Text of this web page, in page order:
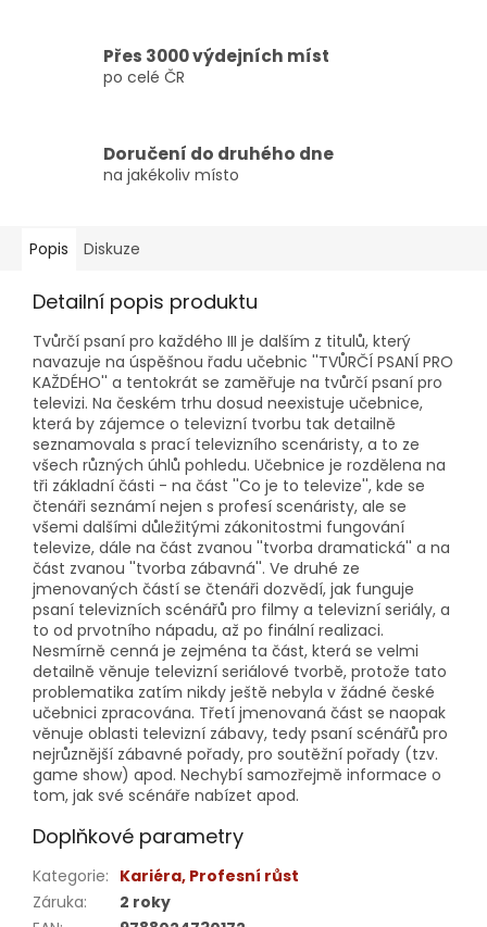
Přes 3000 výdejních míst
po celé ČR
Doručení do druhého dne
na jakékoliv místo
Popis Diskuze
Detailní popis produktu
Tvůrčí psaní pro každého III je dalším z titulů, který
navazuje na úspěšnou řadu učebnic ''TVŮRČÍ PSANÍ PRO
KAŽDÉHO'' a tentokrát se zaměřuje na tvůrčí psaní pro
televizi. Na českém trhu dosud neexistuje učebnice,
která by zájemce o televizní tvorbu tak detailně
seznamovala s prací televizního scenáristy, a to ze
všech různých úhlů pohledu. Učebnice je rozdělena na
tři základní části - na část ''Co je to televize'', kde se
čtenáři seznámí nejen s profesí scenáristy, ale se
všemi dalšími důležitými zákonitostmi fungování
televize, dále na část zvanou ''tvorba dramatická'' a na
část zvanou ''tvorba zábavná''. Ve druhé ze
jmenovaných částí se čtenáři dozvědí, jak funguje
psaní televizních scénářů pro filmy a televizní seriály, a
to od prvotního nápadu, až po finální realizaci.
Nesmírně cenná je zejména ta část, která se velmi
detailně věnuje televizní seriálové tvorbě, protože tato
problematika zatím nikdy ještě nebyla v žádné české
učebnici zpracována. Třetí jmenovaná část se naopak
věnuje oblasti televizní zábavy, tedy psaní scénářů pro
nejrůznější zábavné pořady, pro soutěžní pořady (tzv.
game show) apod. Nechybí samozřejmě informace o
tom, jak své scénáře nabízet apod.
Doplňkové parametry
Kategorie: Kariéra, Profesní růst
Záruka:
2 roky